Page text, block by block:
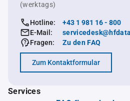
(werktags)
Hotline:
+43 1 981 16 - 800
E-Mail:
Fragen:
Zu den FAQ
Zum Kontaktformular
Services